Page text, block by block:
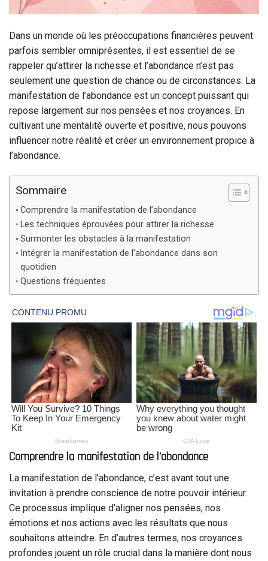
Dans un monde où les préoccupations financières peuvent
parfois sembler omniprésentes, il est essentiel de se
rappeler qu’attirer la richesse et l’abondance n’est pas
seulement une question de chance ou de circonstances. La
manifestation de l’abondance est un concept puissant qui
repose largement sur nos pensées et nos croyances. En
cultivant une mentalité ouverte et positive, nous pouvons
influencer notre réalité et créer un environnement propice à
l’abondance.
Sommaire
Comprendre la manifestation de l’abondance
Les techniques éprouvées pour attirer la richesse
Surmonter les obstacles à la manifestation
Intégrer la manifestation de l’abondance dans son
quotidien
Questions fréquentes
Comprendre la manifestation de l’abondance
La manifestation de l’abondance, c’est avant tout une
invitation à prendre conscience de notre pouvoir intérieur.
Ce processus implique d’aligner nos pensées, nos
émotions et nos actions avec les résultats que nous
souhaitons atteindre. En d’autres termes, nos croyances
profondes jouent un rôle crucial dans la manière dont nous